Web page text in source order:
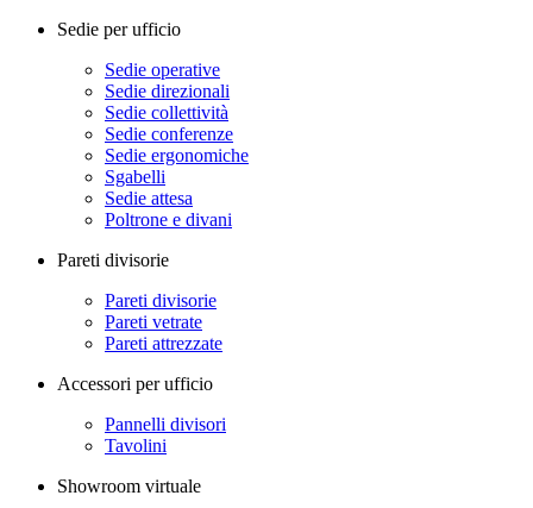
Sedie per ufficio
Sedie operative
Sedie direzionali
Sedie collettività
Sedie conferenze
Sedie ergonomiche
Sgabelli
Sedie attesa
Poltrone e divani
Pareti divisorie
Pareti divisorie
Pareti vetrate
Pareti attrezzate
Accessori per ufficio
Pannelli divisori
Tavolini
Showroom virtuale